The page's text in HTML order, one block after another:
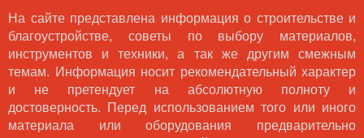
На сайте представлена информация о строительстве и
благоустройстве, советы по выбору материалов,
инструментов и техники, а так же другим смежным
темам. Информация носит рекомендательный характер
и не претендует на абсолютную полноту и
достоверность. Перед использованием того или иного
материала или оборудования предварительно